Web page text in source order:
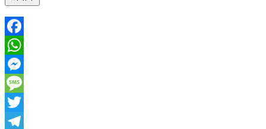
Facebook
WhatsApp
Messenger
Message
Twitter